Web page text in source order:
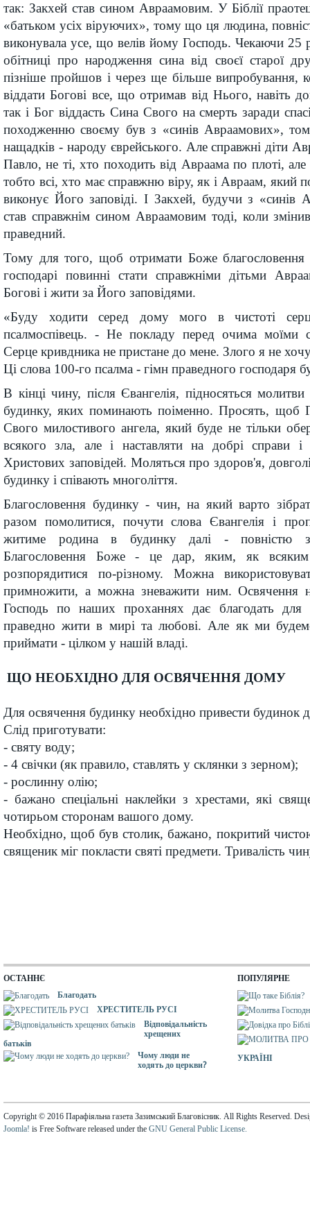
так: Закхей став сином Авраамовим. У Біблії
«батьком усіх віруючих», тому що ця людина,
виконувала усе, що велів йому Господь. Чекаючи 25
обітниці про народження сина від своєї старої
пізніше пройшов і через ще більше випробування,
віддати Богові все, що отримав від Нього, навіть
так і Бог віддасть Сина Свого на смерть заради
походженню своєму був з «синів Авраамових»,
нащадків - народу єврейського. Але справжні діти
Павло, не ті, хто походить від Авраама по плоті, але
тобто всі, хто має справжню віру, як і Авраам, який
виконує Його заповіді. І Закхей, будучи з «синів
став справжнім сином Авраамовим тоді, коли
праведний.
Тому для того, щоб отримати Боже благословення
господарі повинні стати справжніми дітьми
Богові і жити за Його заповідями.
«Буду ходити серед дому мого в чистоті
псалмоспівець. - Не покладу перед очима моїми
Серце кривдника не пристане до мене. Злого я не
Ці слова 100-го псалма - гімн праведного господаря
В кінці чину, після Євангелія, підносяться
будинку, яких поминають поіменно. Просять, щоб
Свого милостивого ангела, який буде не тільки
всякого зла, але і наставляти на добрі справи
Христових заповідей. Моляться про здоров'я,
будинку і співають многоліття.
Благословення будинку - чин, на який варто
разом помолитися, почути слова Євангелія і
житиме родина в будинку далі - повністю
Благословення Боже - це дар, яким, як
розпорядитися по-різному. Можна
примножити, а можна зневажити ним. Освячення
Господь по наших проханнях дає благодать
праведно жити в мирі та любові. Але як ми
приймати - цілком у нашій владі.
ЩО НЕОБХІДНО ДЛЯ ОСВЯЧЕННЯ ДОМУ
Для освячення будинку необхідно привести будинок
Слід приготувати:
- святу воду;
- 4 свічки (як правило, ставлять у склянки з зерном);
- рослинну олію;
- бажано спеціальні наклейки з хрестами, які
чотирьом сторонам вашого дому.
Необхідно, щоб був столик, бажано, покритий
священик міг покласти святі предмети. Тривалість
ОСТАННЄ
Благодать
ХРЕСТИТЕЛЬ РУСІ
Відповідальність
хрещених
батьків
Чому люди не
ходять до церкви?
ПОПУЛЯРНЕ
УКРАЇНІ
Copyright © 2016 Парафіяльна газета Зазимський Благовісник. All Rights Reserved.
Joomla! is Free Software released under the GNU General Public License.